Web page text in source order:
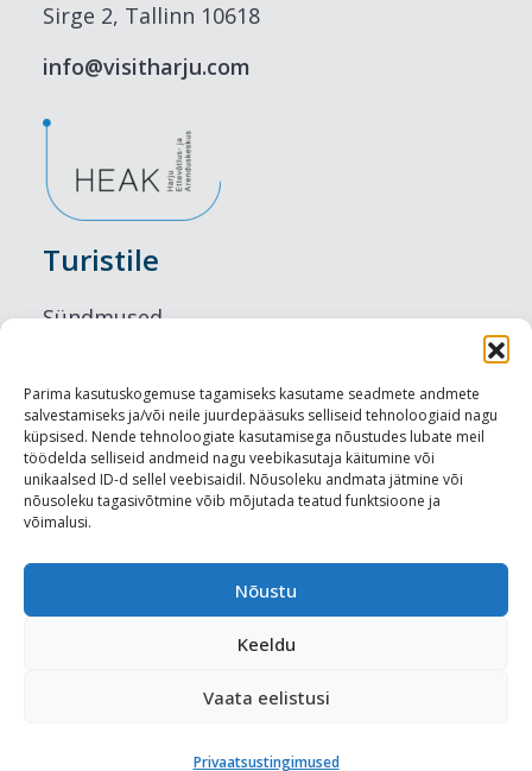
Parima kasutuskogemuse tagamiseks kasutame seadmete andmete
salvestamiseks ja/või neile juurdepääsuks selliseid tehnoloogiaid nagu
küpsised. Nende tehnoloogiate kasutamisega nõustudes lubate meil
töödelda selliseid andmeid nagu veebikasutaja käitumine või
unikaalsed ID-d sellel veebisaidil. Nõusoleku andmata jätmine või
nõusoleku tagasivõtmine võib mõjutada teatud funktsioone ja
võimalusi.
Nõustu
Keeldu
Vaata eelistusi
Privaatsustingimused
Sirge 2, Tallinn 10618
info@visitharju.com
Turistile
Sündmused
Maitseelamused
Vaatamisväärsused
Visit Tallinn
Turismiprofessionaalile
Harju-, Rapla- ja Läänemaa DMO
Meediakajastused